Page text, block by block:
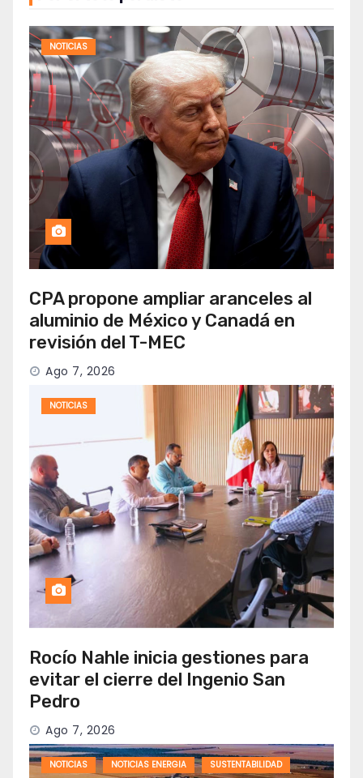
NOTICIAS
CPA propone ampliar aranceles al
aluminio de México y Canadá en
revisión del T-MEC
Ago 7, 2026
NOTICIAS
Rocío Nahle inicia gestiones para
evitar el cierre del Ingenio San
Pedro
Ago 7, 2026
NOTICIAS NOTICIAS ENERGIA SUSTENTABILIDAD